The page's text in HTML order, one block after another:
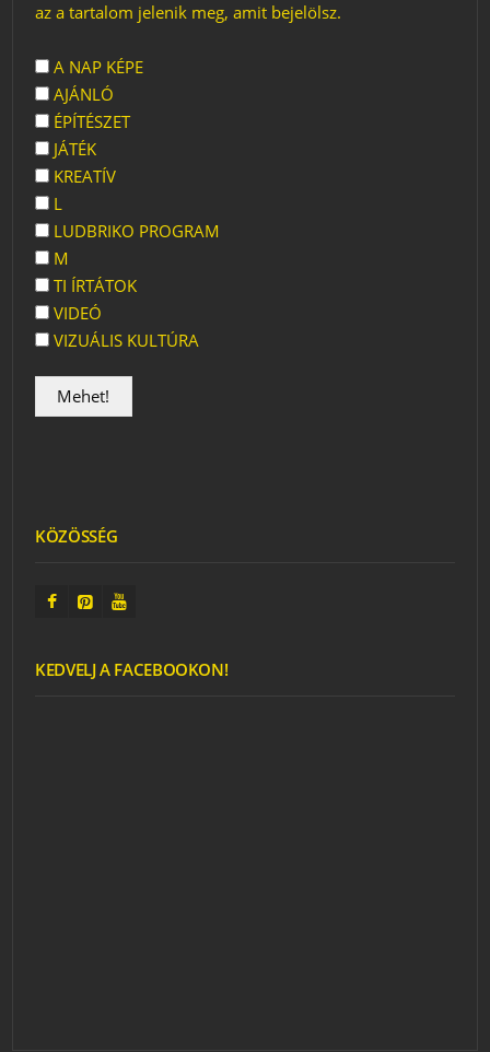
az a tartalom jelenik meg, amit bejelölsz.
A NAP KÉPE
AJÁNLÓ
ÉPÍTÉSZET
JÁTÉK
KREATÍV
L
LUDBRIKO PROGRAM
M
TI ÍRTÁTOK
VIDEÓ
VIZUÁLIS KULTÚRA
KÖZÖSSÉG
KEDVELJ A FACEBOOKON!